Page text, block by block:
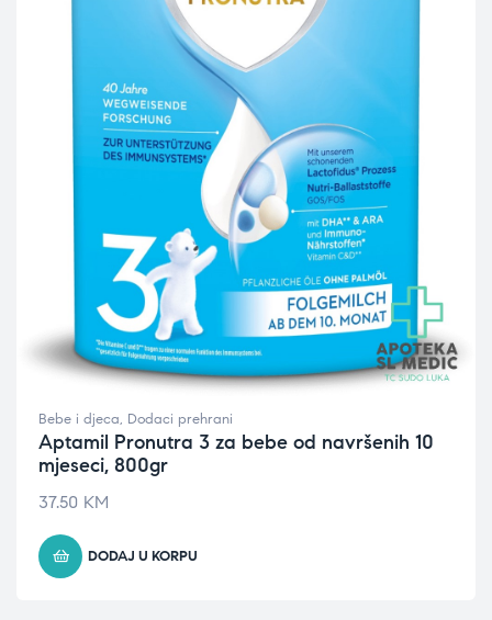
Bebe i djeca, Dodaci prehrani
Aptamil Pronutra 3 za bebe od navršenih 10
mjeseci, 800gr
37.50 KM
DODAJ U KORPU